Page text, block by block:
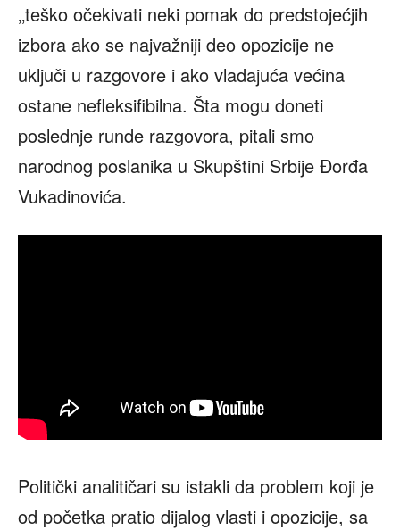
‚‚teško očekivati neki pomak do predstojećjih
izbora ako se najvažniji deo opozicije ne
uključi u razgovore i ako vladajuća većina
ostane nefleksifibilna. Šta mogu doneti
poslednje runde razgovora, pitali smo
narodnog poslanika u Skupštini Srbije Đorđa
Vukadinovića.
Politički analitičari su istakli da problem koji je
od početka pratio dijalog vlasti i opozicije, sa